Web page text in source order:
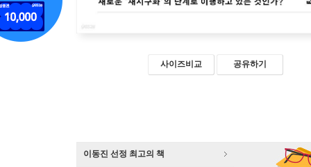
사이즈비교 공유하기
이동진 선정 최고의 책